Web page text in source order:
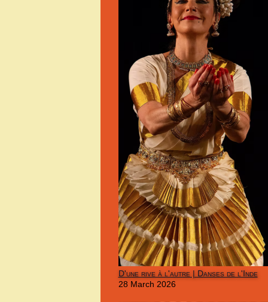
D'une rive à l'autre | Danses de l'Inde
28 March 2026